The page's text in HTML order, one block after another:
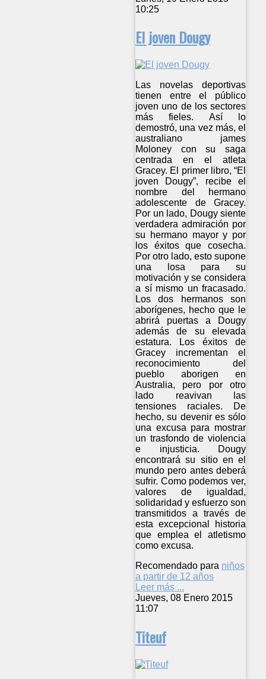
10:25
El joven Dougy
Las novelas deportivas
tienen entre el público
joven uno de los sectores
más fieles. Así lo
demostró, una vez más, el
australiano james
Moloney con su saga
centrada en el atleta
Gracey. El primer libro, “El
joven Dougy”, recibe el
nombre del hermano
adolescente de Gracey.
Por un lado, Dougy siente
verdadera admiración por
su hermano mayor y por
los éxitos que cosecha.
Por otro lado, esto supone
una losa para su
motivación y se considera
a sí mismo un fracasado.
Los dos hermanos son
aborígenes, hecho que le
abrirá puertas a Dougy
además de su elevada
estatura. Los éxitos de
Gracey incrementan el
reconocimiento del
pueblo aborigen en
Australia, pero por otro
lado reavivan las
tensiones raciales. De
hecho, su devenir es sólo
una excusa para mostrar
un trasfondo de violencia
e injusticia. Dougy
encontrará su sitio en el
mundo pero antes deberá
sufrir. Como podemos ver,
valores de igualdad,
solidaridad y esfuerzo son
transmitidos a través de
esta excepcional historia
que emplea el atletismo
como excusa.
Recomendado para niños
a partir de 12 años
Leer más ...
Jueves, 08 Enero 2015
11:07
Titeuf